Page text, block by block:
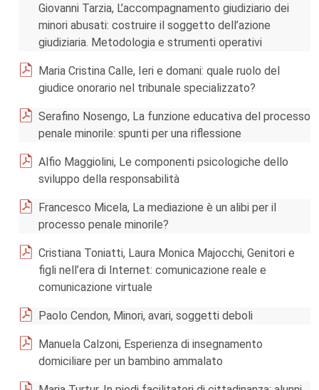
Giovanni Tarzia, L’accompagnamento giudiziario dei
minori abusati: costruire il soggetto dell’azione
giudiziaria. Metodologia e strumenti operativi
Maria Cristina Calle, Ieri e domani: quale ruolo del
giudice onorario nel tribunale specializzato?
Serafino Nosengo, La funzione educativa del processo
penale minorile: spunti per una riflessione
Alfio Maggiolini, Le componenti psicologiche dello
sviluppo della responsabilità
Francesco Micela, La mediazione è un alibi per il
processo penale minorile?
Cristiana Toniatti, Laura Monica Majocchi, Genitori e
figli nell’era di Internet: comunicazione reale e
comunicazione virtuale
Paolo Cendon, Minori, avari, soggetti deboli
Manuela Calzoni, Esperienza di insegnamento
domiciliare per un bambino ammalato